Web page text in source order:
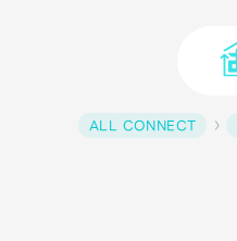
ALL CONNECT